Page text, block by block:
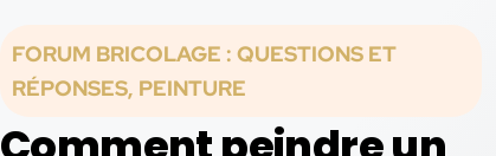
FORUM BRICOLAGE : QUESTIONS ET
RÉPONSES, PEINTURE